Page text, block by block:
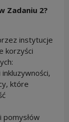
Zadaniu 2?
instytucje
korzyści
które